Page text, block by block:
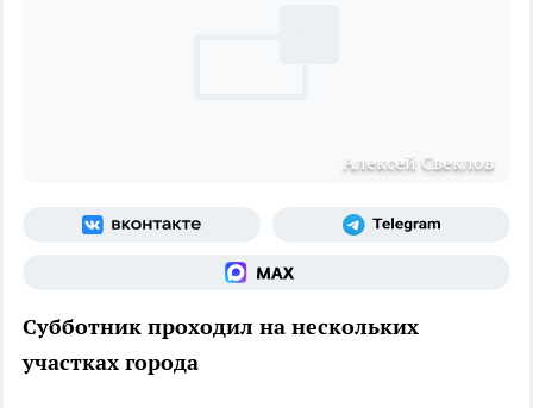
Алексей Свеклов
Субботник проходил на нескольких
участках города